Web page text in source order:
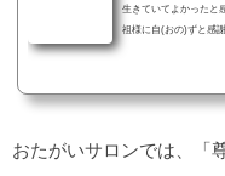
生きていてよかったと
祖様に自(おの)ずと感
会の基盤を創ってきま
おたがいサロンでは、「